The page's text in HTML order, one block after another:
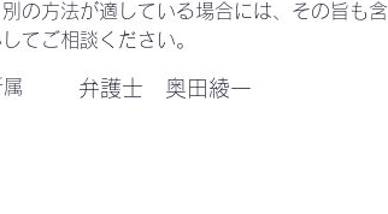
の方法が適している場合には、その旨も含
てご相談ください。
属 弁護士 奥田綾一